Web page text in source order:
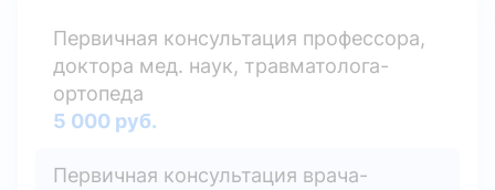
Первичная консультация профессора,
доктора мед. наук, травматолога-
ортопеда
5 000 руб.
Первичная консультация врача-